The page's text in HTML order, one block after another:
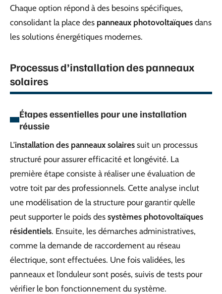
Chaque option répond à des besoins spécifiques,
consolidant la place des panneaux photovoltaïques dans
les solutions énergétiques modernes.
Processus d’installation des panneaux
solaires
Étapes essentielles pour une installation
réussie
L’installation des panneaux solaires suit un processus
structuré pour assurer efficacité et longévité. La
première étape consiste à réaliser une évaluation de
votre toit par des professionnels. Cette analyse inclut
une modélisation de la structure pour garantir qu’elle
peut supporter le poids des systèmes photovoltaïques
résidentiels. Ensuite, les démarches administratives,
comme la demande de raccordement au réseau
électrique, sont effectuées. Une fois validées, les
panneaux et l’onduleur sont posés, suivis de tests pour
vérifier le bon fonctionnement du système.